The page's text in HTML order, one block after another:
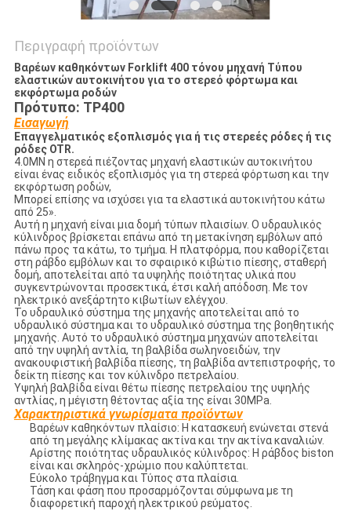
Περιγραφή προϊόντων
Βαρέων καθηκόντων Forklift 400 τόνου μηχανή Τύπου
ελαστικών αυτοκινήτου για το στερεό φόρτωμα και
εκφόρτωμα ροδών
Πρότυπο: TP400
Εισαγωγή
Επαγγελματικός εξοπλισμός για ή τις στερεές ρόδες ή τις
ρόδες OTR.
4.0MN η στερεά πιέζοντας μηχανή ελαστικών αυτοκινήτου
είναι ένας ειδικός εξοπλισμός για τη στερεά φόρτωση και την
εκφόρτωση ροδών,
Μπορεί επίσης να ισχύσει για τα ελαστικά αυτοκινήτου κάτω
από 25».
Αυτή η μηχανή είναι μια δομή τύπων πλαισίων. Ο υδραυλικός
κύλινδρος βρίσκεται επάνω από τη μετακίνηση εμβόλων από
πάνω προς τα κάτω, το τμήμα. Η πλατφόρμα, που καθορίζεται
στη ράβδο εμβόλων και το σφαιρικό κιβώτιο πίεσης, σταθερή
δομή, αποτελείται από τα υψηλής ποιότητας υλικά που
συγκεντρώνονται προσεκτικά, έτσι καλή απόδοση. Με τον
ηλεκτρικό ανεξάρτητο κιβωτίων ελέγχου.
Το υδραυλικό σύστημα της μηχανής αποτελείται από το
υδραυλικό σύστημα και το υδραυλικό σύστημα της βοηθητικής
μηχανής. Αυτό το υδραυλικό σύστημα μηχανών αποτελείται
από την υψηλή αντλία, τη βαλβίδα σωληνοειδών, την
ανακουφιστική βαλβίδα πίεσης, τη βαλβίδα αντεπιστροφής, το
δείκτη πίεσης και τον κύλινδρο πετρελαίου.
Υψηλή βαλβίδα είναι θέτω πίεσης πετρελαίου της υψηλής
αντλίας, η μέγιστη θέτοντας αξία της είναι 30MPa.
Χαρακτηριστικά γνωρίσματα προϊόντων
Βαρέων καθηκόντων πλαίσιο: Η κατασκευή ενώνεται στενά
από τη μεγάλης κλίμακας ακτίνα και την ακτίνα καναλιών.
Αρίστης ποιότητας υδραυλικός κύλινδρος: Η ράβδος biston
είναι και σκληρός-χρώμιο που καλύπτεται.
Εύκολο τράβηγμα και Τύπος στα πλαίσια.
Τάση και φάση που προσαρμόζονται σύμφωνα με τη
διαφορετική παροχή ηλεκτρικού ρεύματος.